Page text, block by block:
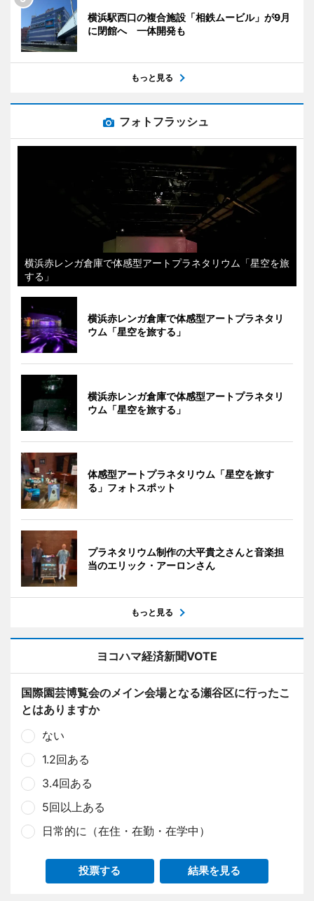
横浜駅西口の複合施設「相鉄ムービル」が9月
に閉館へ 一体開発も
もっと見る
フォトフラッシュ
横浜赤レンガ倉庫で体感型アートプラネタリウム「星空を旅
する」
横浜赤レンガ倉庫で体感型アートプラネタリ
ウム「星空を旅する」
横浜赤レンガ倉庫で体感型アートプラネタリ
ウム「星空を旅する」
体感型アートプラネタリウム「星空を旅す
る」フォトスポット
プラネタリウム制作の大平貴之さんと音楽担
当のエリック・アーロンさん
もっと見る
ヨコハマ経済新聞VOTE
国際園芸博覧会のメイン会場となる瀬谷区に行ったこ
とはありますか
ない
1.2回ある
3.4回ある
5回以上ある
日常的に（在住・在勤・在学中）
投票する 結果を見る